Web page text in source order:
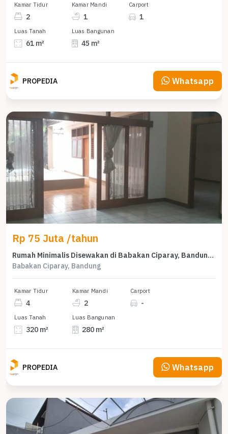
Kamar Tidur
2
Kamar Mandi
1
Carport
1
Luas Tanah
61 m²
Luas Bangunan
45 m²
PROPEDIA Whatsapp
Rp 75 Juta /tahun
Rumah Minimalis Disewakan di Babakan Ciparay, Bandung, Harga Ekonomis
Babakan Ciparay, Bandung
Kamar Tidur
4
Kamar Mandi
2
Carport
-
Luas Tanah
320 m²
Luas Bangunan
280 m²
PROPEDIA Whatsapp